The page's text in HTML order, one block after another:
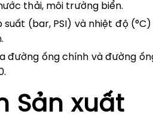
thải, môi trường biển.
(bar, PSI) và nhiệt độ
đường ống chính và đường
Sản xuất